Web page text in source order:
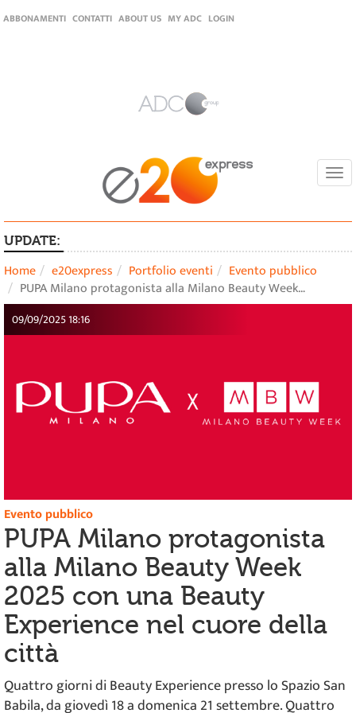
ABBONAMENTI CONTATTI ABOUT US MY ADC LOGIN
UPDATE:
Home e20express Portfolio eventi
Evento pubblico
PUPA Milano protagonista alla Milano Beauty Week…
09/09/2025 18:16
Evento pubblico
PUPA Milano protagonista
alla Milano Beauty Week
2025 con una Beauty
Experience nel cuore della
città
Quattro giorni di Beauty Experience presso lo Spazio San
Babila, da giovedì 18 a domenica 21 settembre. Quattro